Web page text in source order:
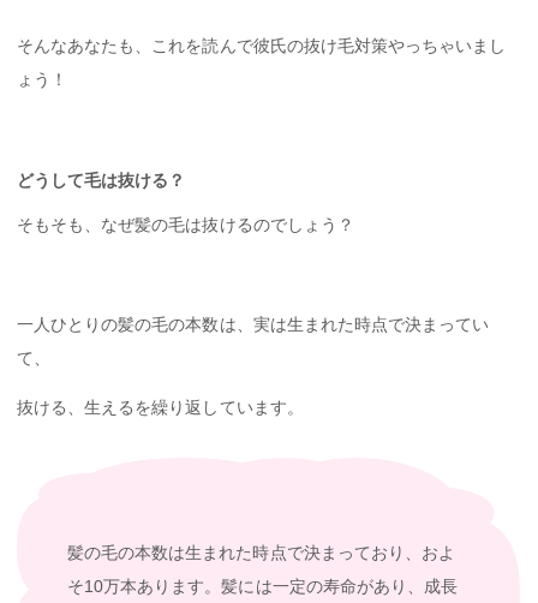
そんなあなたも、これを読んで彼氏の抜け毛対策やっちゃいまし
ょう！
どうして毛は抜ける？
そもそも、なぜ髪の毛は抜けるのでしょう？
一人ひとりの髪の毛の本数は、実は生まれた時点で決まってい
て、
抜ける、生えるを繰り返しています。
髪の毛の本数は生まれた時点で決まっており、およ
そ10万本あります。髪には一定の寿命があり、成長